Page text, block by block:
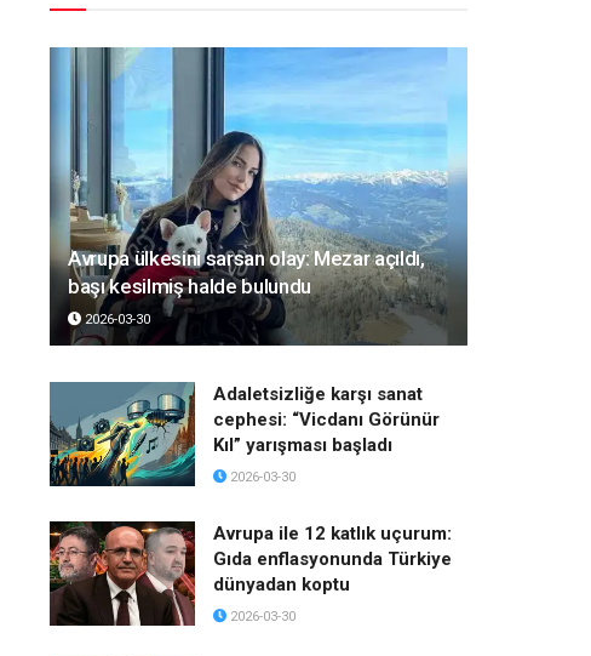
Avrupa ülkesini sarsan olay: Mezar açıldı,
başı kesilmiş halde bulundu
2026-03-30
Adaletsizliğe karşı sanat
cephesi: “Vicdanı Görünür
Kıl” yarışması başladı
2026-03-30
Avrupa ile 12 katlık uçurum:
Gıda enflasyonunda Türkiye
dünyadan koptu
2026-03-30